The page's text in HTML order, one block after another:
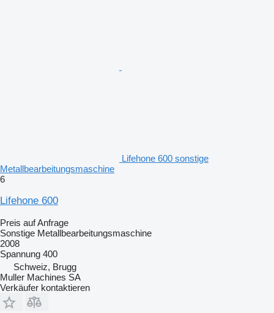
Lifehone 600 sonstige
Metallbearbeitungsmaschine
6
Lifehone 600
Preis auf Anfrage
Sonstige Metallbearbeitungsmaschine
2008
Spannung 400
Schweiz, Brugg
Muller Machines SA
Verkäufer kontaktieren